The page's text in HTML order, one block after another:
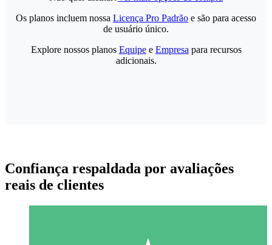
Os planos incluem nossa Licença Pro Padrão e são para acesso
de usuário único.
Explore nossos planos Equipee Empresa para recursos
adicionais.
Confiança respaldada por avaliações
reais de clientes